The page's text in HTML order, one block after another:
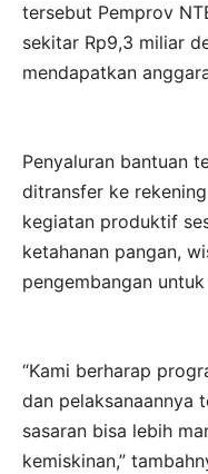
tersebut Pemprov
sekitar Rp9,3 miliar
mendapatkan
Penyaluran bantuan
ditransfer ke
kegiatan produktif
ketahanan pangan,
pengembangan
“Kami berharap
dan pelaksanaannya
sasaran bisa lebih
kemiskinan,”